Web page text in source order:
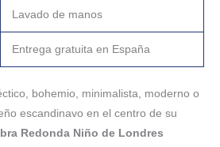
Lavado de manos
Entrega gratuita en España
bohemio, minimalista, moderno o
escandinavo en el centro de su
Redonda Niño de Londres